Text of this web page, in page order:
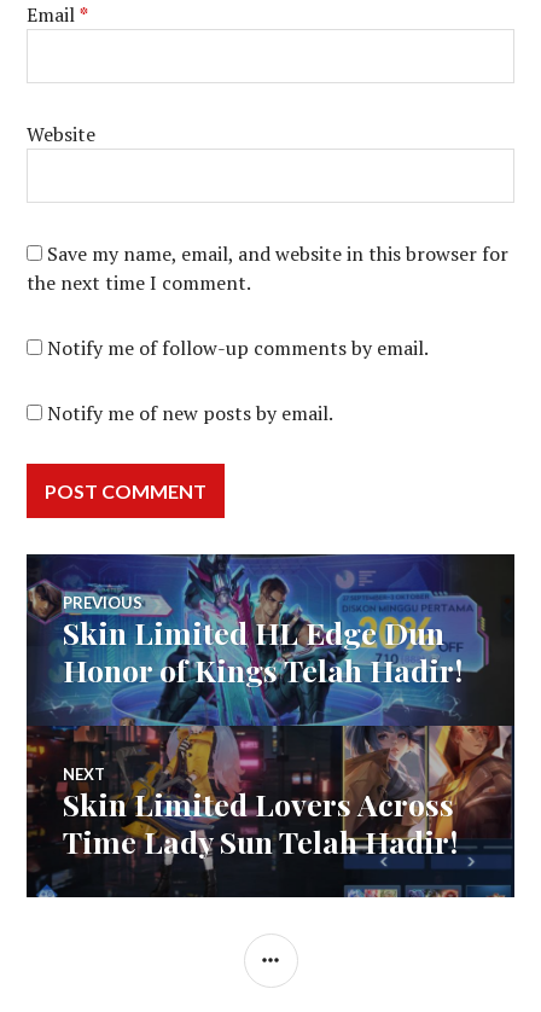
Email*
Website
Save my name, email, and website in this browser for
the next time I comment.
Notify me of follow-up comments by email.
Notify me of new posts by email.
Post
navigation
PREVIOUS
Previous
post:
Skin Limited HL Edge Dun
Honor of Kings Telah Hadir!
NEXT
Next
post:
Skin Limited Lovers Across
Time Lady Sun Telah Hadir!
SIDEBAR